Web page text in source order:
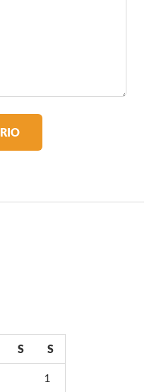
S S
1